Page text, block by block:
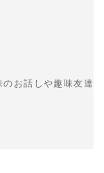
お話しや趣味友達